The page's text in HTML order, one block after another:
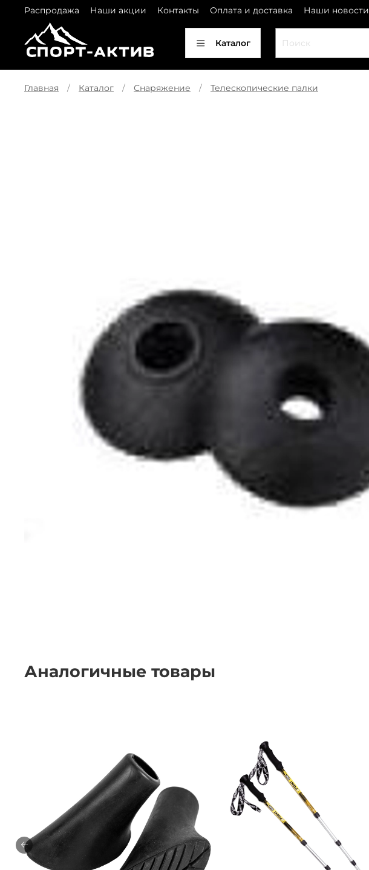
Распродажа Наши акции Контакты Оплата и доставка Наши новости
Каталог
Главная Каталог Снаряжение Телескопические палки
Аналогичные товары